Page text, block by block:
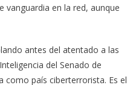
vanguardia en la red, aunque
antes del atentado a las
del Senado de
como país ciberterrorista. Es el